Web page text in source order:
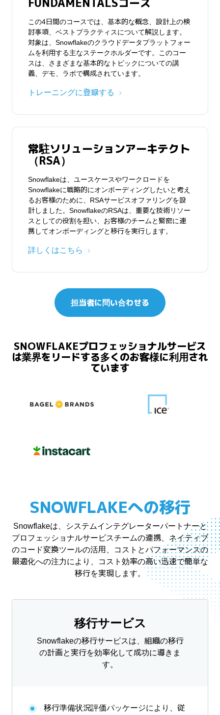
この4日間のコースでは、基本的な概念、設計上の検
討事項、ベストプラクティスについて解説します。
対象は、Snowflakeのクラウドデータプラットフォー
ムを利用する主なステークホルダーです。このコー
スは、さまざまな基本的なトピックについての講
義、デモ、ラボで構成されています。
トレーニングに登録する
常駐ソリューションアーキテクト
（RSA）
Snowflakeは、ユースケースやワークロードを
Snowflakeに戦略的にオンボーディングしたいと考え
るお客様のために、RSAサービスオファリングを設
計しました。SnowflakeのRSAは、重要な技術リソー
スとしての役割を担い、お客様のチームと緊密に連
携してオンボーディングと移行を実行します。
詳しくはこちら
常駐ソリューションアーキテクト
（RSA）
Snowflakeは、ユースケースやワークロードを
Snowflakeに戦略的にオンボーディングしたいと考え
るお客様のために、RSAサービスオファリングを設
計しました。SnowflakeのRSAは、重要な技術リソー
常駐ソリューションアーキテクト
（RSA）
Snowflakeは、ユースケースやワークロードを
るお客様のために、RSAサービスオファリングを設
スとしての役割を担い、お客様のチームと緊密に連
携してオンボーディングと移行を実行します。
詳しくはこちら
担当者に問い合わせる
SNOWFLAKEプロフェッショナルサービス
は業界をリードする多くのお客様に利用され
ています
SNOWFLAKEへの移行
Snowflakeは、システムインテグレーターパートナーと
プロフェッショナルサービスチームの連携、ネイティブ
のコード変換ツールの活用、コストとパフォーマンスの
最適化への注力により、コスト効率の高い迅速で簡単な
移行を実現します。
移行サービス
Snowflakeの移行サービスは、組織の移行
の計画と実行を効率化して成功に導きま
す。
移行準備状況評価パッケージにより、従